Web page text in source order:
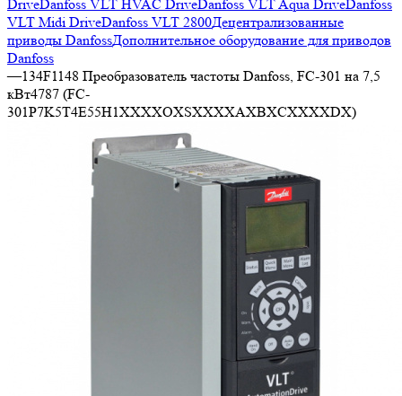
DriveDanfoss VLT HVAC DriveDanfoss VLT Aqua DriveDanfoss
VLT Midi DriveDanfoss VLT 2800Децентрализованные
приводы DanfossДополнительное оборудование для приводов
Danfoss
—134F1148 Преобразователь частоты Danfoss, FC-301 на 7,5
кВт4787 (FC-
301P7K5T4E55H1XXXXOXSXXXXAXBXCXXXXDX)